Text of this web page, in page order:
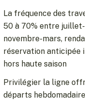
La fréquence des
50 à 70% entre
novembre-mars,
réservation anticipée
hors haute saison
Privilégier la ligne
départs